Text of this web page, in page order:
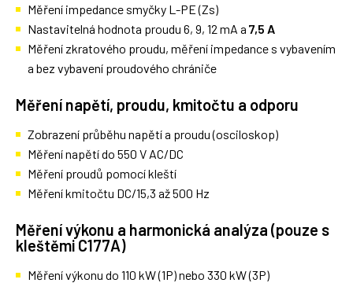
Měření impedance smyčky L-PE (Zs)
Nastavitelná hodnota proudu 6, 9, 12 mA a 7,5 A
Měření zkratového proudu, měření impedance s vybavením
a bez vybavení proudového chrániče
Měření napětí, proudu, kmitočtu a odporu
Zobrazení průběhu napětí a proudu (osciloskop)
Měření napětí do 550 V AC/DC
Měření proudů pomocí kleští
Měření kmitočtu DC/15,3 až 500 Hz
Měření výkonu a harmonická analýza (pouze s
kleštěmi C177A)
Měření výkonu do 110 kW (1P) nebo 330 kW (3P)